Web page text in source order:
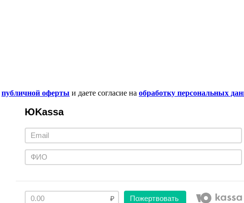
публичной оферты и даете согласие на обработку персональных
ЮKassa
Пожертвовать